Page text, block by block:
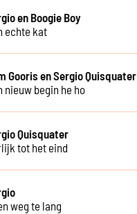
en Boogie Boy
echte kat
Gooris en Sergio Quisquater
nieuw begin he ho
Quisquater
tot het eind
weg te lang